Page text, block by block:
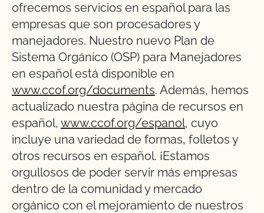
ofrecemos servicios en español para las
empresas que son procesadores y
manejadores. Nuestro nuevo Plan de
Sistema Orgánico (OSP) para Manejadores
en español está disponible en
www.ccof.org/documents. Además, hemos
actualizado nuestra página de recursos en
español, www.ccof.org/espanol, cuyo
incluye una variedad de formas, folletos y
otros recursos en español. ¡Estamos
orgullosos de poder servir más empresas
dentro de la comunidad y mercado
orgánico con el mejoramiento de nuestros